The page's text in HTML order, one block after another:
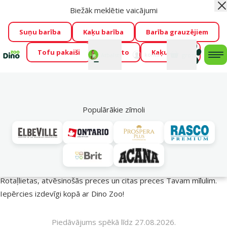
Visu mēnesi Dino Zoo piedāvā lieliskas cenas mīluļu TOP
barībām! 🍖→Skatīt piedāvājumu!
Fotokonkurss “GADA ŪSAIŅI”!
Varbūt tieši Tavs mīlulis
būs 2027. gada zvaigzne
→Piedalīties
Mans
konts
Biežāk meklētie vaicājumi
Suņu barība Kaķu barība Barība grauzējiem
Tofu pakaiši Foresto Kaķu mājas
Populārākie zīmoli
Vasara turpinās – atlaides katrai gaumei!
Rotaļlietas, atvēsinošās preces un citas preces Tavam mīlulim.
Iepērcies izdevīgi kopā ar Dino Zoo!
Piedāvājums spēkā līdz 27.08.2026.